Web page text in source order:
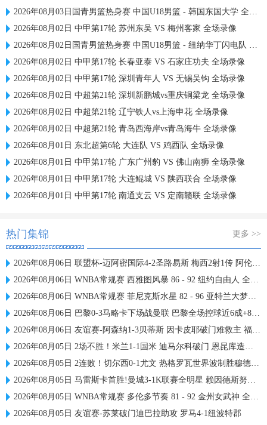
2026年08月03日国青男篮热身赛 中国U18男篮 - 韩国东国大学 全场录像
2026年08月02日 中甲第17轮 苏州东吴 VS 梅州客家 全场录像
2026年08月02日国青男篮热身赛 中国U18男篮 - 纽纳华丁闪电队 全场录像
2026年08月02日 中甲第17轮 长春亚泰 VS 石家庄功夫 全场录像
2026年08月02日 中甲第17轮 深圳青年人 VS 无锡吴钩 全场录像
2026年08月02日 中超第21轮 深圳新鹏城vs重庆铜梁龙 全场录像
2026年08月02日 中超第21轮 辽宁铁人vs上海申花 全场录像
2026年08月02日 中超第21轮 青岛西海岸vs青岛海牛 全场录像
2026年08月01日 东北超第6轮 大连队 VS 鸡西队 全场录像
2026年08月01日 中甲第17轮 广东广州豹 VS 佛山南狮 全场录像
2026年08月01日 中甲第17轮 大连鲲城 VS 陕西联合 全场录像
2026年08月01日 中甲第17轮 南通支云 VS 定南赣联 全场录像
热门集锦 更多 >>
2026年08月06日 联盟杯-迈阿密国际4-2圣路易斯 梅西2射1传 阿伦助攻戴帽
2026年08月06日 WNBA常规赛 西雅图风暴 86 - 92 纽约自由人 全场集锦
2026年08月06日 WNBA常规赛 菲尼克斯水星 82 - 96 亚特兰大梦想 全场集锦
2026年08月06日 巴黎0-3马略卡下场战曼联 巴黎全场控球近6成+8射3正未果
2026年08月06日 友谊赛-阿森纳1-3贝蒂斯 因卡皮耶破门难救主 福纳尔斯1射2传
2026年08月05日 2场不胜！米兰1-1国米 迪马尔科破门 恩昆库造点+点射拉莫斯登场
2026年08月05日 2连败！切尔西0-1尤文 热格罗瓦世界波制胜穆德里克时隔614天复出
2026年08月05日 马雷斯卡首胜!曼城3-1K联赛全明星 赖因德斯努里破门塞梅尼奥助攻
2026年08月05日 WNBA常规赛 多伦多节奏 81 - 92 金州女武神 全场集锦
2026年08月05日 友谊赛-苏莱破门迪巴拉助攻 罗马4-1纽波特郡